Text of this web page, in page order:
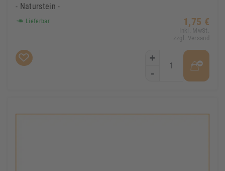
- Naturstein -
Lieferbar 1,75 €
Inkl. MwSt.
zzgl. Versand
+
-